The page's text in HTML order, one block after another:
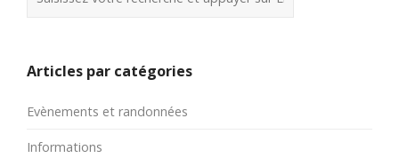
Articles par catégories
Evènements et randonnées
Informations